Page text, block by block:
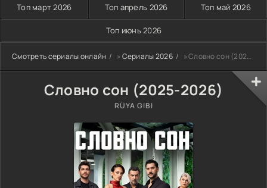
Топ март 2026 Топ апрель 2026 Топ май 2026
Топ июнь 2026
Смотреть сериалы онлайн » Сериалы 2026 » Словно сон (2025-2026)
Словно сон (2025-2026)
RÜYA GIBI